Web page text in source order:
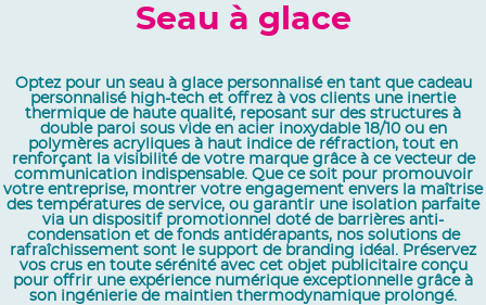
Seau à glace
Optez pour un seau à glace personnalisé en tant que cadeau
personnalisé high-tech et offrez à vos clients une inertie
thermique de haute qualité, reposant sur des structures à
double paroi sous vide en acier inoxydable 18/10 ou en
polymères acryliques à haut indice de réfraction, tout en
renforçant la visibilité de votre marque grâce à ce vecteur de
communication indispensable. Que ce soit pour promouvoir
votre entreprise, montrer votre engagement envers la maîtrise
des températures de service, ou garantir une isolation parfaite
via un dispositif promotionnel doté de barrières anti-
condensation et de fonds antidérapants, nos solutions de
rafraîchissement sont le support de branding idéal. Préservez
vos crus en toute sérénité avec cet objet publicitaire conçu
pour offrir une expérience numérique exceptionnelle grâce à
son ingénierie de maintien thermodynamique prolongé.